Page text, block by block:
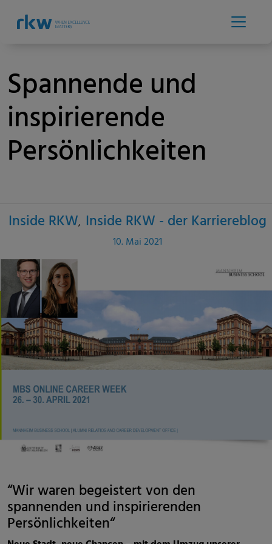
Spannende und
inspirierende
Persönlichkeiten
Categories
Inside RKW Inside RKW - der Karriereblog
10. Mai 2021
“Wir waren begeistert von den
spannenden und inspirierenden
Persönlichkeiten“